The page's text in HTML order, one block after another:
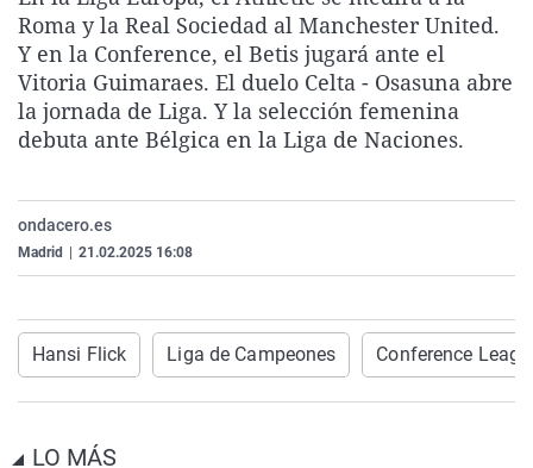
La rosa de los vientos
Gente viajera
Como el perro y el
Caso
Retornados
Equipo de
Operación Viuda
Extremadura
Galicia
La Rioja
Navarra
Virales
Televisión
Elecciones
Roma y la Real Sociedad al Manchester United.
Y en la Conference, el Betis jugará ante el
Vitoria Guimaraes. El duelo Celta - Osasuna abre
la jornada de Liga. Y la selección femenina
debuta ante Bélgica en la Liga de Naciones.
ondacero.es
Madrid 21.02.2025 16:08
Hansi Flick Liga de Campeones Conference
LO MÁS